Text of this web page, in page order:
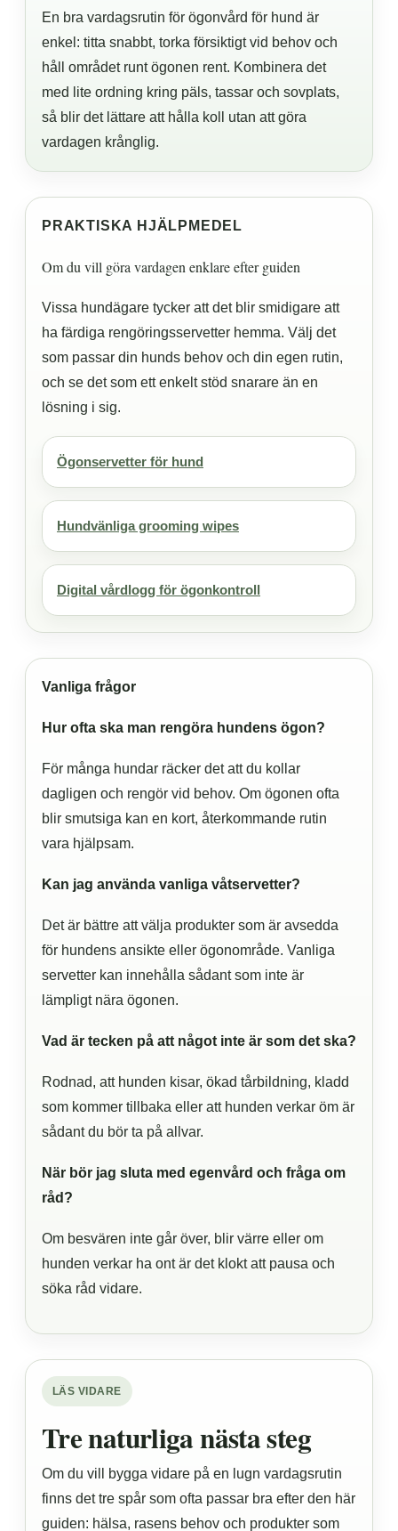
En bra vardagsrutin för ögonvård för hund är
enkel: titta snabbt, torka försiktigt vid behov och
håll området runt ögonen rent. Kombinera det
med lite ordning kring päls, tassar och sovplats,
så blir det lättare att hålla koll utan att göra
vardagen krånglig.
PRAKTISKA HJÄLPMEDEL
Om du vill göra vardagen enklare efter guiden
Vissa hundägare tycker att det blir smidigare att
ha färdiga rengöringsservetter hemma. Välj det
som passar din hunds behov och din egen rutin,
och se det som ett enkelt stöd snarare än en
lösning i sig.
Ögonservetter för hund
Hundvänliga grooming wipes
Digital vårdlogg för ögonkontroll
Vanliga frågor
Hur ofta ska man rengöra hundens ögon?
För många hundar räcker det att du kollar
dagligen och rengör vid behov. Om ögonen ofta
blir smutsiga kan en kort, återkommande rutin
vara hjälpsam.
Kan jag använda vanliga våtservetter?
Det är bättre att välja produkter som är avsedda
för hundens ansikte eller ögonområde. Vanliga
servetter kan innehålla sådant som inte är
lämpligt nära ögonen.
Vad är tecken på att något inte är som det ska?
Rodnad, att hunden kisar, ökad tårbildning, kladd
som kommer tillbaka eller att hunden verkar öm är
sådant du bör ta på allvar.
När bör jag sluta med egenvård och fråga om
råd?
Om besvären inte går över, blir värre eller om
hunden verkar ha ont är det klokt att pausa och
söka råd vidare.
LÄS VIDARE
Tre naturliga nästa steg
Om du vill bygga vidare på en lugn vardagsrutin
finns det tre spår som ofta passar bra efter den här
guiden: hälsa, rasens behov och produkter som